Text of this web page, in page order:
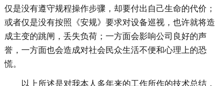
仅是没有遵守规程操作步骤，却要付出自己生命的代价；
或者仅是没有按照《安规》要求对设备巡视，也许就将造
成主变的跳闸，丢失负荷；一方面会影响公司良好的声
誉，一方面也会造成对社会民众生活不便和心理上的恐
慌。
以上所述是对我本人多年来的工作所作的技术总结，